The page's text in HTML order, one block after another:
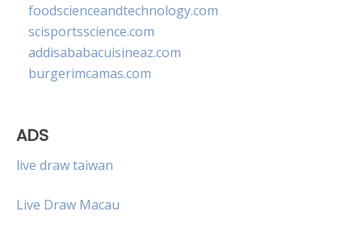
foodscienceandtechnology.com
scisportsscience.com
addisababacuisineaz.com
burgerimcamas.com
ADS
live draw taiwan
Live Draw Macau